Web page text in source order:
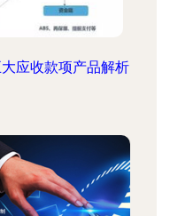
应收款项产品解析